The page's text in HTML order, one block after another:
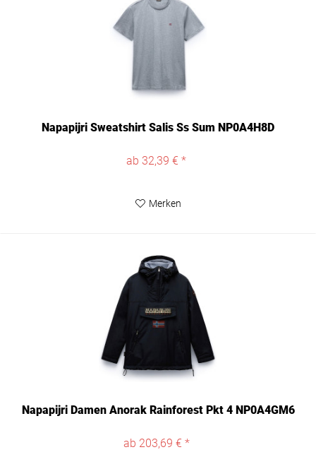
Napapijri Sweatshirt Salis Ss Sum NP0A4H8D
ab 32,39 € *
Merken
Napapijri Damen Anorak Rainforest Pkt 4 NP0A4GM6
ab 203,69 € *